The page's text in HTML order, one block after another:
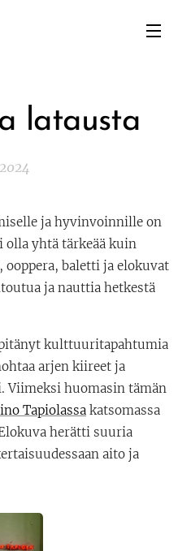
latausta
ja hyvinvoinnille on
yhtä tärkeää kuin
baletti ja elokuvat
ja nauttia hetkestä
kulttuuritapahtumia
arjen kiireet ja
Viimeksi huomasin tämän
Tapiolassa katsomassa
herätti suuria
aito ja